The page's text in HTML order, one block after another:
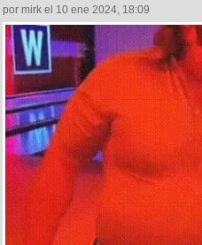
por mirk el 10 ene 2024, 18:09